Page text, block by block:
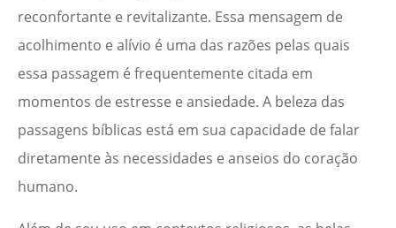
reconfortante e revitalizante. Essa mensagem de
acolhimento e alívio é uma das razões pelas quais
essa passagem é frequentemente citada em
momentos de estresse e ansiedade. A beleza das
passagens bíblicas está em sua capacidade de falar
diretamente às necessidades e anseios do coração
humano.